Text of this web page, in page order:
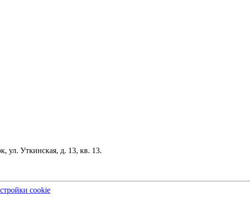
ул. Уткинская, д. 13, кв. 13.
cookie